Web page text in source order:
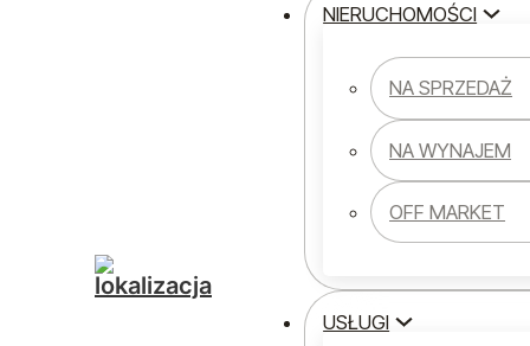
NIERUCHOMOŚCI
NA SPRZEDAŻ
NA WYNAJEM
OFF MARKET
USŁUGI
BLOG